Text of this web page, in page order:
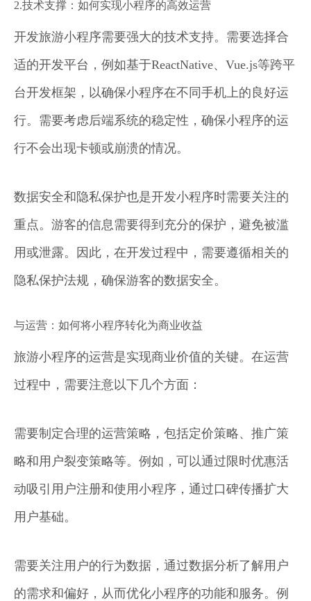
2.技术支撑：如何实现小程序的高效运营
开发旅游小程序需要强大的技术支持。需要选择合
适的开发平台，例如基于ReactNative、Vue.js等跨平
台开发框架，以确保小程序在不同手机上的良好运
行。需要考虑后端系统的稳定性，确保小程序的运
行不会出现卡顿或崩溃的情况。
数据安全和隐私保护也是开发小程序时需要关注的
重点。游客的信息需要得到充分的保护，避免被滥
用或泄露。因此，在开发过程中，需要遵循相关的
隐私保护法规，确保游客的数据安全。
与运营：如何将小程序转化为商业收益
旅游小程序的运营是实现商业价值的关键。在运营
过程中，需要注意以下几个方面：
需要制定合理的运营策略，包括定价策略、推广策
略和用户裂变策略等。例如，可以通过限时优惠活
动吸引用户注册和使用小程序，通过口碑传播扩大
用户基础。
需要关注用户的行为数据，通过数据分析了解用户
的需求和偏好，从而优化小程序的功能和服务。例